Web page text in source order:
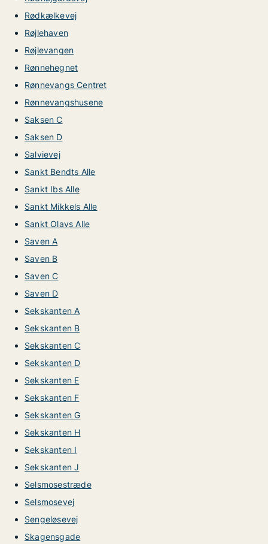
Rødkælkevej
Røjlehaven
Røjlevangen
Rønnehegnet
Rønnevangs Centret
Rønnevangshusene
Saksen C
Saksen D
Salvievej
Sankt Bendts Alle
Sankt Ibs Alle
Sankt Mikkels Alle
Sankt Olavs Alle
Saven A
Saven B
Saven C
Saven D
Sekskanten A
Sekskanten B
Sekskanten C
Sekskanten D
Sekskanten E
Sekskanten F
Sekskanten G
Sekskanten H
Sekskanten I
Sekskanten J
Selsmosestræde
Selsmosevej
Sengeløsevej
Skagensgade